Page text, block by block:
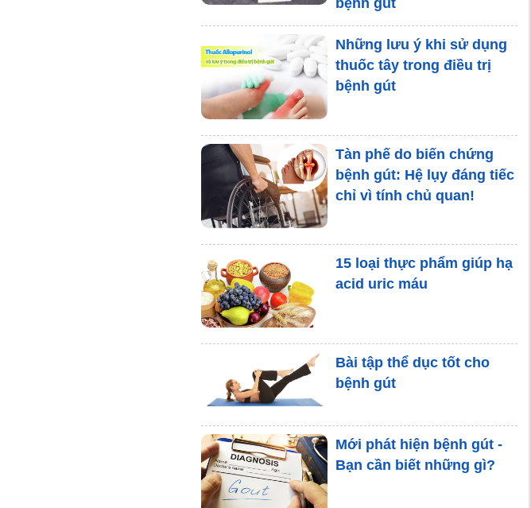
bệnh gút
Những lưu ý khi sử dụng
thuốc tây trong điều trị
bệnh gút
Tàn phế do biến chứng
bệnh gút: Hệ lụy đáng tiếc
chỉ vì tính chủ quan!
15 loại thực phẩm giúp hạ
acid uric máu
Bài tập thể dục tốt cho
bệnh gút
Mới phát hiện bệnh gút -
Bạn cần biết những gì?